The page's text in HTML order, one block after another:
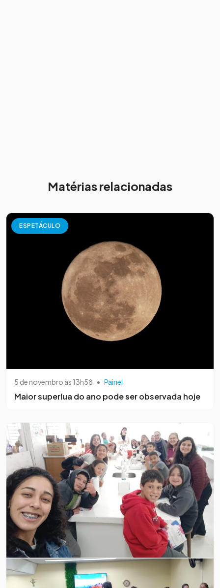
Matérias relacionadas
ESPETÁCULO
5 de novembro às 13h58 • Painel
Maior superlua do ano pode ser observada hoje